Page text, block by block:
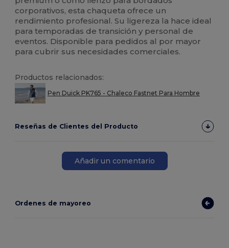
corporativos, esta chaqueta ofrece un
rendimiento profesional. Su ligereza la hace ideal
para temporadas de transición y personal de
eventos. Disponible para pedidos al por mayor
para cubrir sus necesidades comerciales.
Productos relacionados:
Pen Duick PK765 - Chaleco Fastnet Para Hombre
Reseñas de Clientes del Producto
Añadir un comentario
Ordenes de mayoreo